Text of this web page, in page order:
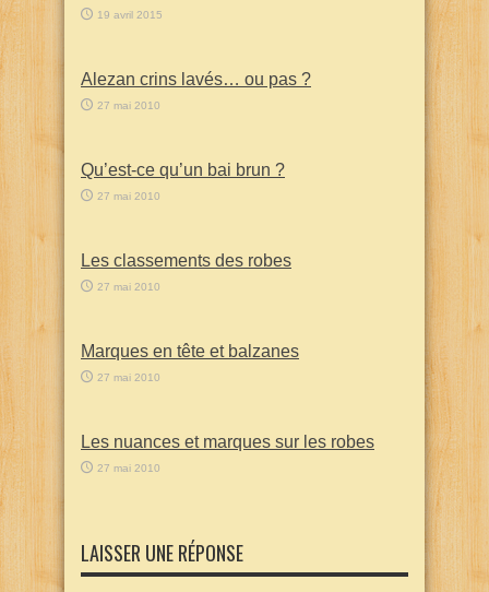
19 avril 2015
Alezan crins lavés… ou pas ?
27 mai 2010
Qu’est-ce qu’un bai brun ?
27 mai 2010
Les classements des robes
27 mai 2010
Marques en tête et balzanes
27 mai 2010
Les nuances et marques sur les robes
27 mai 2010
LAISSER UNE RÉPONSE